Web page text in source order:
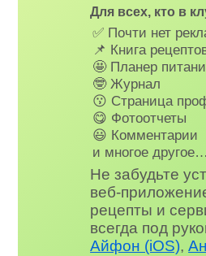
Для всех, кто в
✅ Почти нет
📌 Книга
🤩 Планер
🤓 Журнал
😗 Страница
😋 Фотоотчеты
😃 Комментарии
и многое другое…
Не забудьте
веб-
рецепты и
всегда под
Айфон (iOS),